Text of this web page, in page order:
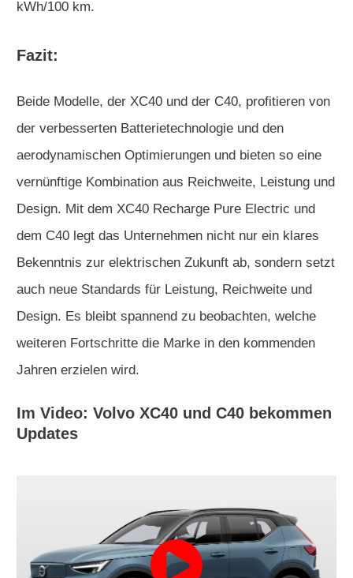
kWh/100 km.
Fazit:
Beide Modelle, der XC40 und der C40, profitieren von
der verbesserten Batterietechnologie und den
aerodynamischen Optimierungen und bieten so eine
vernünftige Kombination aus Reichweite, Leistung und
Design. Mit dem XC40 Recharge Pure Electric und
dem C40 legt das Unternehmen nicht nur ein klares
Bekenntnis zur elektrischen Zukunft ab, sondern setzt
auch neue Standards für Leistung, Reichweite und
Design. Es bleibt spannend zu beobachten, welche
weiteren Fortschritte die Marke in den kommenden
Jahren erzielen wird.
Im Video: Volvo XC40 und C40 bekommen
Updates